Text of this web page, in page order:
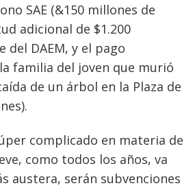
SAE (&150 millones de
adicional de $1.200
DAEM, y el pago
familia del joven que murió
de un árbol en la Plaza de
complicado en materia de
como todos los años, va
austera, serán subvenciones